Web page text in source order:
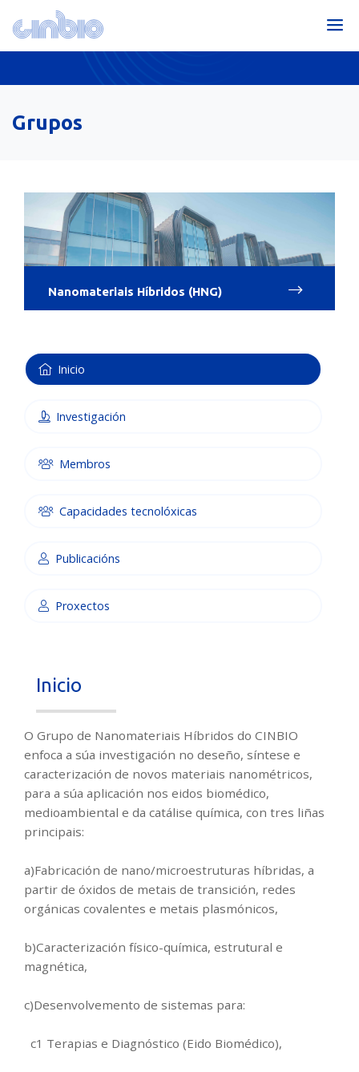
Grupos
Nanomateriais Híbridos (HNG)
Inicio
Investigación
Membros
Capacidades tecnolóxicas
Publicacións
Proxectos
Inicio
O Grupo de Nanomateriais Híbridos do CINBIO
enfoca a súa investigación no deseño, síntese e
caracterización de novos materiais nanométricos,
para a súa aplicación nos eidos biomédico,
medioambiental e da catálise química, con tres liñas
principais:
a)Fabricación de nano/microestruturas híbridas, a
partir de óxidos de metais de transición, redes
orgánicas covalentes e metais plasmónicos,
b)Caracterización físico-química, estrutural e
magnética,
c)Desenvolvemento de sistemas para:
c1 Terapias e Diagnóstico (Eido Biomédico),